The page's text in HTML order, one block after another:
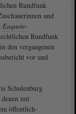
Rundfunk
und
Enquete-
Rundfunk
den vergangenen
vor und
Schulenburg
mit
öffentlich-